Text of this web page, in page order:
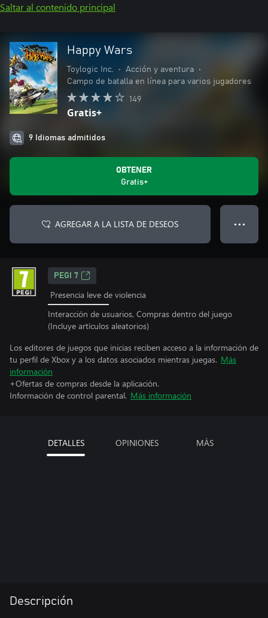
Saltar al contenido principal
Happy Wars
Toylogic Inc. • Acción y aventura
•
Campo de batalla en línea para varios jugadores
149
Gratis+
9 Idiomas admitidos
OBTENER
Gratis+
AGREGAR A LA LISTA DE DESEOS ● ● ●
PEGI 7
Presencia leve de violencia
Interacción de usuarios, Compras dentro del juego
(Incluye artículos aleatorios)
Los editores de juegos que inicias reciben acceso a la información de
tu perfil de Xbox y a los datos asociados mientras juegas. Más
información
+Ofertas de compras desde la aplicación.
Información de control parental. Más información
DETALLES OPINIONES MÁS
Descripción